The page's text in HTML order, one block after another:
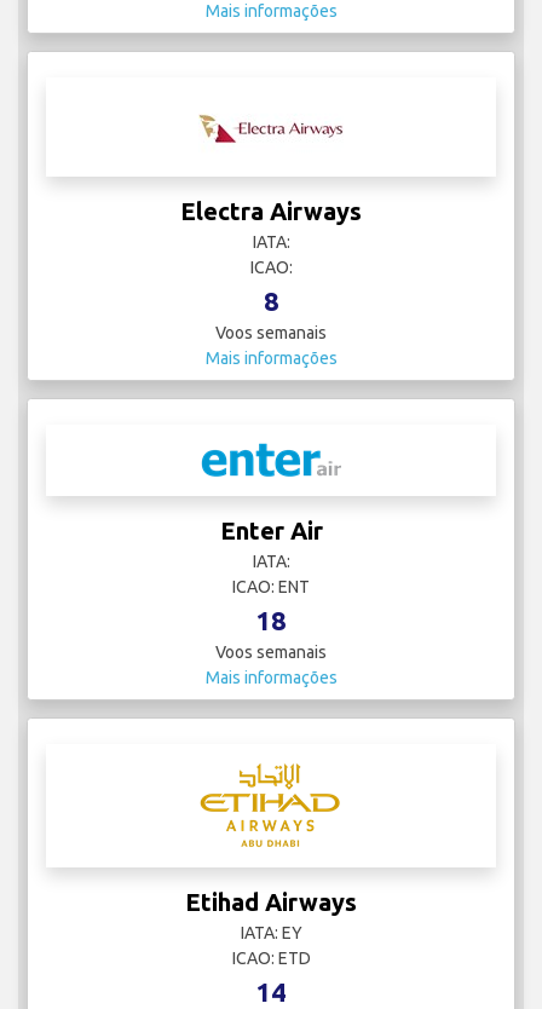
Mais informações
Electra Airways
IATA:
ICAO:
8
Voos semanais
Mais informações
Enter Air
IATA:
ICAO: ENT
18
Voos semanais
Mais informações
Etihad Airways
IATA: EY
ICAO: ETD
14